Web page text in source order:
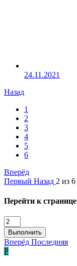
24.11.2021
Назад
1
2
3
4
5
6
Вперёд
Первый Назад 2 из 6
Перейти к странице
Выполнить
Вперёд Последняя
P